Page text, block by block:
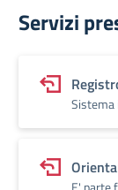
Servizi
Sistema